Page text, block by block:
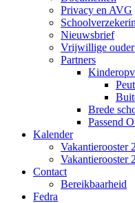
Privacy en AVG
Nieuwsbrief
Vrijwillige
Partners
Brede
Passend
Kalender
Vakantierooster
Vakantierooster
Contact
Bereikbaarheid
Fedra